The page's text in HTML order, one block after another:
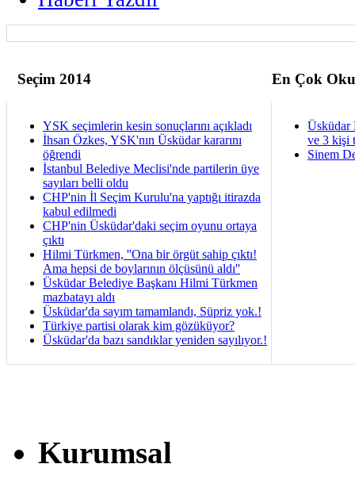
Seçim 2014 En Çok
YSK seçimlerin kesin sonuçlarını açıkladı
İhsan Özkes, YSK'nın Üsküdar kararını
öğrendi
İstanbul Belediye Meclisi'nde partilerin üye
sayıları belli oldu
CHP'nin İl Seçim Kurulu'na yaptığı itirazda
kabul edilmedi
CHP'nin Üsküdar'daki seçim oyunu ortaya
çıktı
Hilmi Türkmen, ''Ona bir örgüt sahip çıktı!
Ama hepsi de boylarının ölçüsünü aldı''
Üsküdar Belediye Başkanı Hilmi Türkmen
mazbatayı aldı
Üsküdar'da sayım tamamlandı, Süpriz yok.!
Türkiye partisi olarak kim gözüküyor?
Üsküdar'da bazı sandıklar yeniden sayılıyor.!
Üsküdar
ve 3 kişi
Sinem
Kurumsal